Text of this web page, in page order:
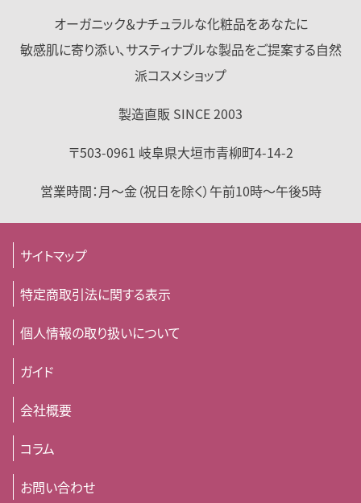
オーガニック＆ナチュラルな化粧品をあなたに
敏感肌に寄り添い、サスティナブルな製品をご提案する自然
派コスメショップ
製造直販 SINCE 2003
〒503-0961 岐阜県大垣市青柳町4-14-2
営業時間： 月～金（祝日を除く）午前10時～午後5時
サイトマップ
特定商取引法に関する表示
個人情報の取り扱いについて
ガイド
会社概要
コラム
お問い合わせ